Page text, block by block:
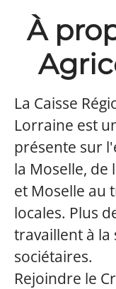
À
La Caisse
Lorraine est
présente sur
la Moselle, de
et Moselle au
locales. Plus
travaillent à la
sociétaires.
Rejoindre le